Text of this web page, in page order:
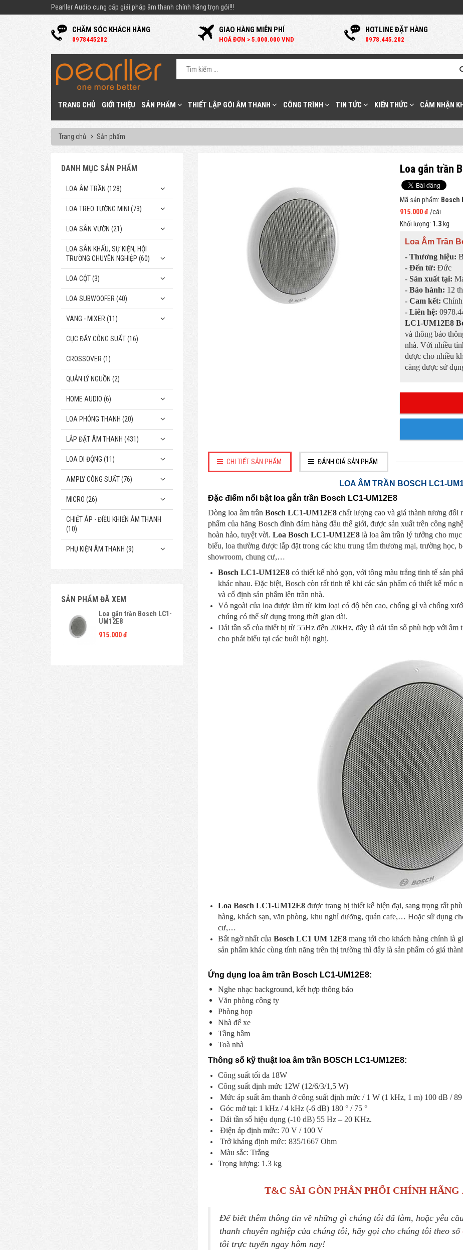
Pearller Audio cung cấp giải pháp âm thanh chính hãng trọn gói!!!
CHĂM SÓC KHÁCH HÀNG
0978445202
GIAO HÀNG MIỄN PHÍ
HOÁ ĐƠN > 5.000.000 VND
HOTLINE ĐẶT HÀNG
0978.445.202
TRANG CHỦ GIỚI THIỆU SẢN PHẨM THIẾT LẬP GÓI ÂM THANH CÔNG TRÌNH TIN TỨC KIẾN THỨC CẢM NHẬN
Trang chủ Sản phẩm
Loa gắn trần
Mã sản phẩm: Bosch
915.000 đ /cái
Khối lượng: 1.3 kg
Loa Âm Trần
- Thương hiệu:
- Đến từ: Đức
-Sản xuất tại:
- Bảo hành: 12
- Cam kết:
- Liên hệ:
LC1-UM12E8
và thông báo
nhà. Với nhiều
được cho nhiều
càng được sử
CHI TIẾT SẢN PHẨM ĐÁNH GIÁ SẢN PHẨM
LOA ÂM TRẦN BOSCH LC1-
Đặc điểm nổi bật loa gắn trần Bosch LC1-UM12E8
Dòng loa âm trần Bosch LC1-UM12E8chất lượng cao và giá thành tương đối
phẩm của hãng Bosch đình đám hàng đầu thế giới, được sản xuất trên công
hoàn hảo, tuyệt vời. Loa Bosch LC1-UM12E8là loa âm trần lý tưởng cho
biểu, loa thường được lắp đặt trong các khu trung tâm thương mại, trường học,
showroom, chung cư,…
Bosch LC1-UM12E8có thiết kế nhỏ gọn, với tông màu trắng tinh tế sản
khác nhau. Đặc biệt, Bosch còn rất tinh tế khi các sản phẩm có thiết kế móc
và cố định sản phẩm lên trần nhà.
Vỏ ngoài của loa được làm từ kim loại có độ bền cao, chống gỉ và chống
chúng có thể sử dụng trong thời gian dài.
Dải tần số của thiết bị từ 55Hz đến 20kHz, đây là dải tần số phù hợp với
cho phát biểu tại các buổi hội nghị.
Loa Bosch LC1-UM12E8được trang bị thiết kế hiện đại, sang trọng rất
hàng, khách sạn, văn phòng, khu nghỉ dưỡng, quán cafe,… Hoặc sử dụng
cư,…
Bất ngờ nhất của Bosch LC1 UM 12E8mang tới cho khách hàng chính là
sản phẩm khác cùng tính năng trên thị trường thì đây là sản phẩm có giá
Ứng dụng loa âm trần Bosch LC1-UM12E8:
Nghe nhạc background, kết hợp thông báo
Văn phòng công ty
Phòng họp
Nhà để xe
Tầng hầm
Toà nhà
Thông số kỹ thuật loa âm trần BOSCH LC1-UM12E8:
Công suất tối đa 18W
Công suất định mức 12W (12/6/3/1,5 W)
Mức áp suất âm thanh ở công suất định mức / 1 W (1 kHz, 1 m) 100 dB /
Góc mở tại: 1 kHz / 4 kHz (-6 dB) 180 ° / 75 °
Dải tần số hiệu dụng (-10 dB) 55 Hz – 20 KHz.
Điện áp định mức: 70 V / 100 V
Trở kháng định mức: 835/1667 Ohm
Màu sắc: Trắng
Trọng lượng: 1.3 kg
T&C SÀI GÒN PHÂN PHỐI CHÍNH
Để biết thêm thông tin về những gì chúng tôi đã làm, hoặc yêu
thanh chuyên nghiệp của chúng tôi, hãy gọi cho chúng tôi theo số
tôi trực tuyến ngay hôm nay!
DANH MỤC SẢN PHẨM
LOA ÂM TRẦN (128)
LOA TREO TƯỜNG MINI (73)
LOA SÂN VƯỜN (21)
LOA SÂN KHẤU, SỰ KIỆN, HỘI
TRƯỜNG CHUYÊN NGHIỆP (60)
LOA CỘT (3)
LOA SUBWOOFER (40)
VANG - MIXER (11)
CỤC ĐẨY CÔNG SUẤT (16)
CROSSOVER (1)
QUẢN LÝ NGUỒN (2)
HOME AUDIO (6)
LOA PHÓNG THANH (20)
LẮP ĐẶT ÂM THANH (431)
LOA DI ĐỘNG (11)
AMPLY CÔNG SUẤT (76)
MICRO (26)
CHIẾT ÁP - ĐIỀU KHIỂN ÂM THANH
(10)
PHỤ KIỆN ÂM THANH (9)
SẢN PHẨM ĐÃ XEM
Loa gắn trần Bosch LC1-
UM12E8
915.000 đ